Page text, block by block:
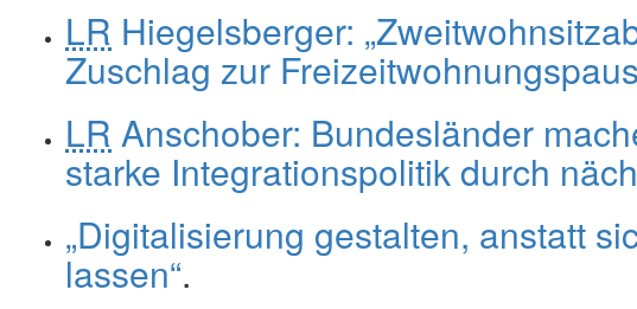
LR Hiegelsberger:
Zuschlag zur
LR Anschober: Bundesländer
starke Integrationspolitik durch
„Digitalisierung gestalten, anstatt
lassen“.